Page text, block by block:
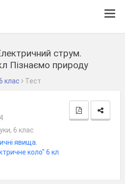
струм.
Пізнаємо природу
клас Тест
6 клас
явища.
коло" 6 кл